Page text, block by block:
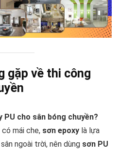
gặp về thi công
PU cho sân bóng chuyền?
mái che, sơn epoxy là lựa
ngoài trời, nên dùng sơn PU